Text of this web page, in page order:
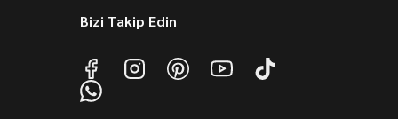
Bizi Takip Edin